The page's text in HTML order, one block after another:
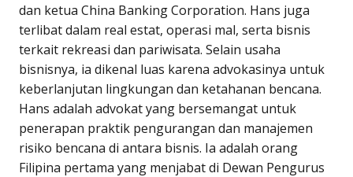
dan ketua China Banking Corporation. Hans juga
terlibat dalam real estat, operasi mal, serta bisnis
terkait rekreasi dan pariwisata. Selain usaha
bisnisnya, ia dikenal luas karena advokasinya untuk
keberlanjutan lingkungan dan ketahanan bencana.
Hans adalah advokat yang bersemangat untuk
penerapan praktik pengurangan dan manajemen
risiko bencana di antara bisnis. Ia adalah orang
Filipina pertama yang menjabat di Dewan Pengurus